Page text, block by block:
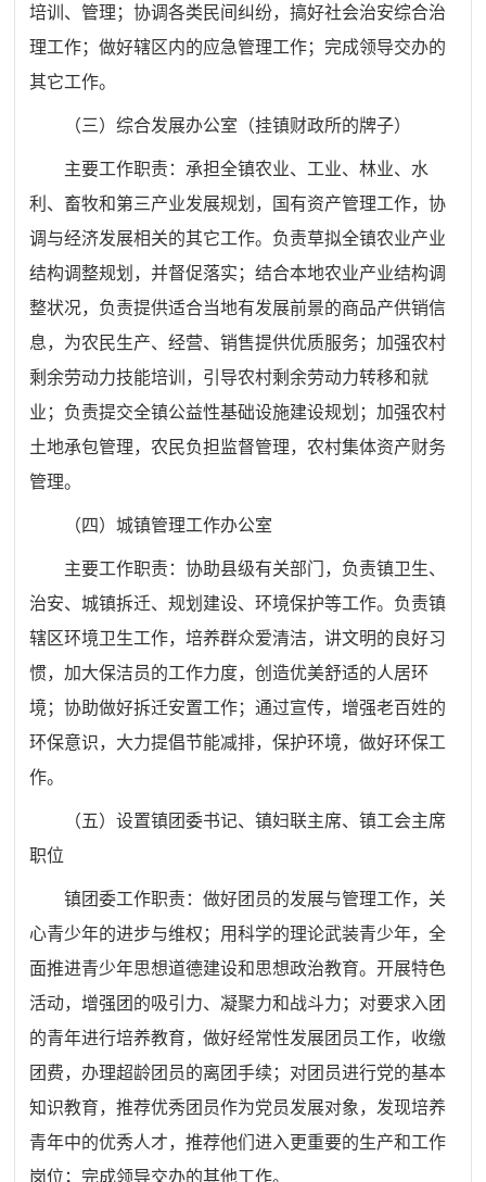
培训、管理；协调各类民间纠纷，搞好社会治安综合治
理工作；做好辖区内的应急管理工作；完成领导交办的
其它工作。
（三）综合发展办公室（挂镇财政所的牌子）
主要工作职责：承担全镇农业、工业、林业、水
利、畜牧和第三产业发展规划，国有资产管理工作，协
调与经济发展相关的其它工作。负责草拟全镇农业产业
结构调整规划，并督促落实；结合本地农业产业结构调
整状况，负责提供适合当地有发展前景的商品产供销信
息，为农民生产、经营、销售提供优质服务；加强农村
剩余劳动力技能培训，引导农村剩余劳动力转移和就
业；负责提交全镇公益性基础设施建设规划；加强农村
土地承包管理，农民负担监督管理，农村集体资产财务
管理。
（四）城镇管理工作办公室
主要工作职责：协助县级有关部门，负责镇卫生、
治安、城镇拆迁、规划建设、环境保护等工作。负责镇
辖区环境卫生工作，培养群众爱清洁，讲文明的良好习
惯，加大保洁员的工作力度，创造优美舒适的人居环
境；协助做好拆迁安置工作；通过宣传，增强老百姓的
环保意识，大力提倡节能减排，保护环境，做好环保工
作。
（五）设置镇团委书记、镇妇联主席、镇工会主席
职位
镇团委工作职责：做好团员的发展与管理工作，关
心青少年的进步与维权；用科学的理论武装青少年，全
面推进青少年思想道德建设和思想政治教育。开展特色
活动，增强团的吸引力、凝聚力和战斗力；对要求入团
的青年进行培养教育，做好经常性发展团员工作，收缴
团费，办理超龄团员的离团手续；对团员进行党的基本
知识教育，推荐优秀团员作为党员发展对象，发现培养
青年中的优秀人才，推荐他们进入更重要的生产和工作
岗位；完成领导交办的其他工作。